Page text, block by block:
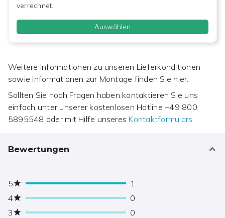
verrechnet.
Auswählen
Weitere Informationen zu unseren Lieferkonditionen
sowie Informationen zur Montage finden Sie hier.
Sollten Sie noch Fragen haben kontaktieren Sie uns
einfach unter unserer kostenlosen Hotline+49 800
5895548 oder mit Hilfe unseres Kontaktformulars.
Bewertungen
5
1
4
0
3
0